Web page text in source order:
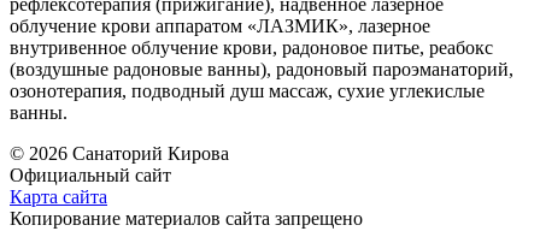
облучение крови аппаратом «ЛАЗМИК», лазерное
внутривенное облучение крови, радоновое питье, реабокс
(воздушные радоновые ванны), радоновый пароэманаторий,
озонотерапия, подводный душ массаж, сухие углекислые
ванны.
© 2026 Санаторий Кирова
Официальный сайт
Карта сайта
Копирование материалов сайта запрещено